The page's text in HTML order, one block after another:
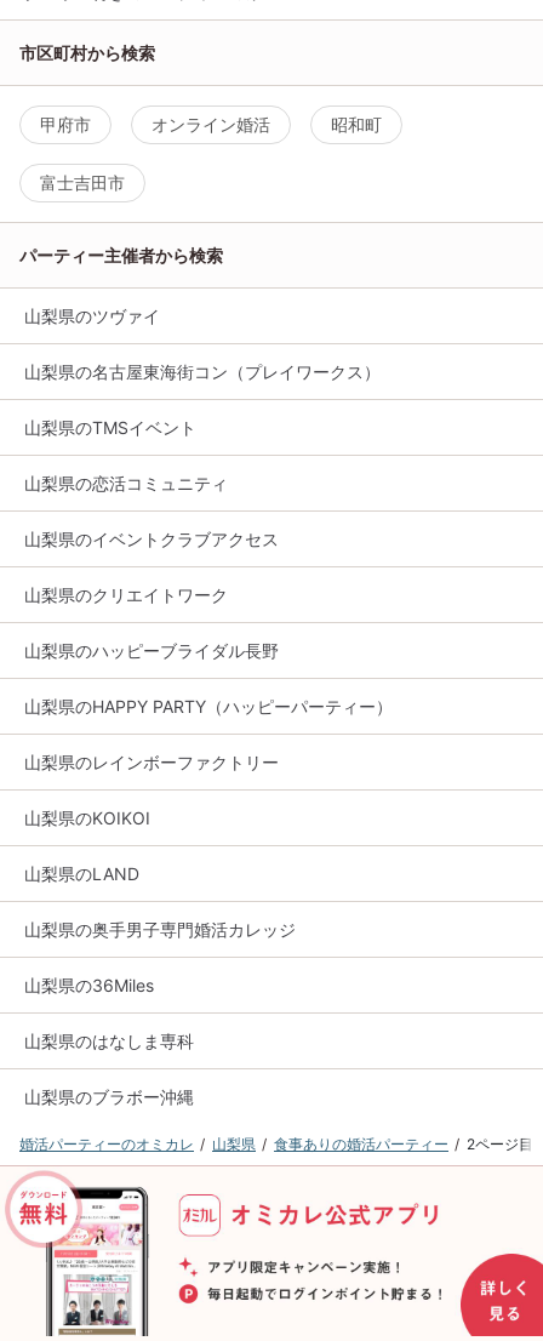
市区町村から検索
甲府市 オンライン婚活 昭和町
富士吉田市
パーティー主催者から検索
山梨県のツヴァイ
山梨県の名古屋東海街コン（プレイワークス）
山梨県のTMSイベント
山梨県の恋活コミュニティ
山梨県のイベントクラブアクセス
山梨県のクリエイトワーク
山梨県のハッピーブライダル長野
山梨県のHAPPY PARTY（ハッピーパーティー）
山梨県のレインボーファクトリー
山梨県のKOIKOI
山梨県のLAND
山梨県の奥手男子専門婚活カレッジ
山梨県の36Miles
山梨県のはなしま専科
山梨県のブラボー沖縄
婚活パーティーのオミカレ 山梨県 食事ありの婚活パーティー 2ページ目